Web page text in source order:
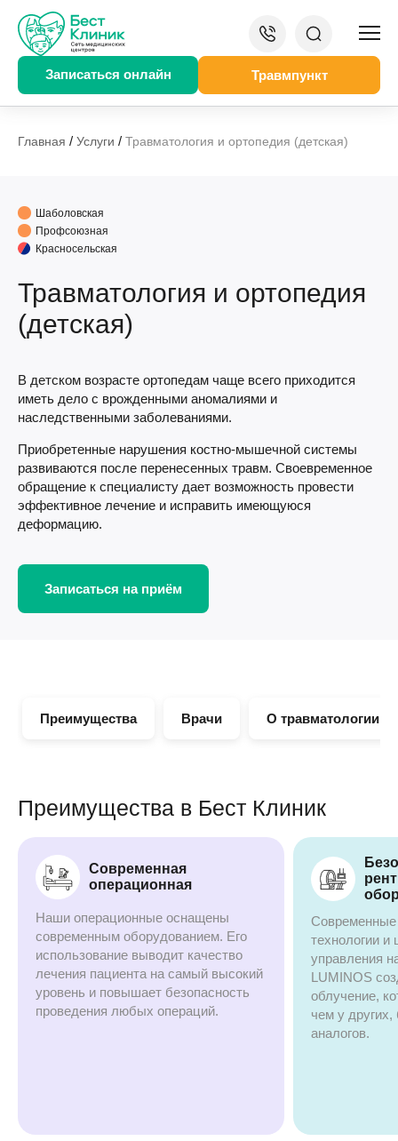
Записаться онлайн Травмпункт
Главная / Услуги / Травматология и ортопедия (детская)
Шаболовская
Профсоюзная
Красносельская
Травматология и ортопедия
(детская)
В детском возрасте ортопедам чаще всего приходится
иметь дело с врожденными аномалиями и
наследственными заболеваниями.
Приобретенные нарушения костно-мышечной системы
развиваются после перенесенных травм. Своевременное
обращение к специалисту дает возможность провести
эффективное лечение и исправить имеющуюся
деформацию.
Записаться на приём
Преимущества Врачи О травматологии
Преимущества в Бест Клиник
Современная
операционная
Наши операционные оснащены
современным оборудованием. Его
использование выводит качество
лечения пациента на самый высокий
уровень и повышает безопасность
проведения любых операций.
технологии и
управления
LUMINOS
облучение,
чем у
аналогов.